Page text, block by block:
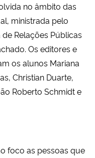
no âmbito das
ministrada pelo
Relações Públicas
Os editores e
os alunos Mariana
Christian Duarte,
Roberto Schmidt e
foco as pessoas que